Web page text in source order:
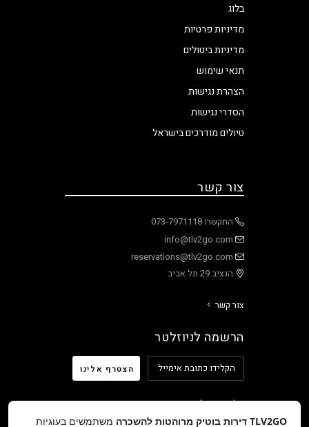
בלוג
מדיניות פרטיות
מדיניות ביטולים
תנאי שימוש
הצהרת נגישות
הסדרי נגישות
טיולים מודרכים בישראל
צור קשר
התקשרו 073-7971118
info@tlv2go.com
reservations@tlv2go.com
הנציב 29 תל אביב
צור קשר
הרשמה לניוזלטר
אל תשכח לעקוב אחרינו ב:
TLV2GO דירות בוטיק מרוהטות להשכרה משתמשים בעוגיות